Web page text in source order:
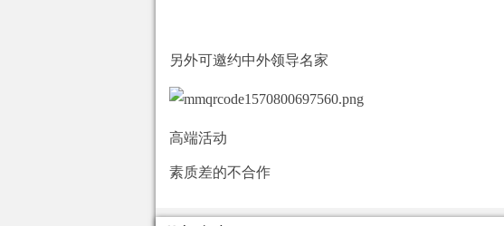
另外可邀约中外领导名家
高端活动
素质差的不合作